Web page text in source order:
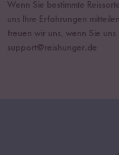
Wenn Sie bestimmte
uns Ihre Erfahrungen
freuen wir uns, wenn Sie uns
support@reishunger.de